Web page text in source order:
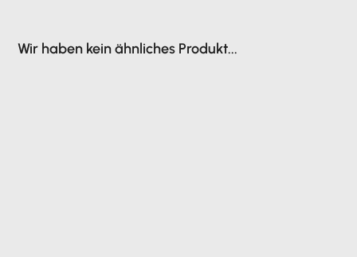
Wir haben kein ähnliches Produkt...